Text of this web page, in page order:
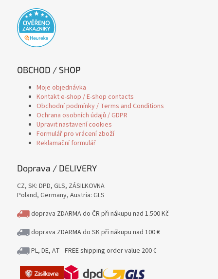
OBCHOD / SHOP
Moje objednávka
Kontakt e-shop / E-shop contacts
Obchodní podmínky / Terms and Conditions
Ochrana osobních údajů / GDPR
Upravit nastavení cookies
Formulář pro vrácení zboží
Reklamační formulář
Doprava / DELIVERY
CZ, SK: DPD, GLS, ZÁSILKOVNA
Poland, Germany, Austria: GLS
doprava ZDARMA do ČR při nákupu nad 1.500 Kč
doprava ZDARMA do SK při nákupu nad 100 €
PL, DE, AT - FREE shipping order value 200 €